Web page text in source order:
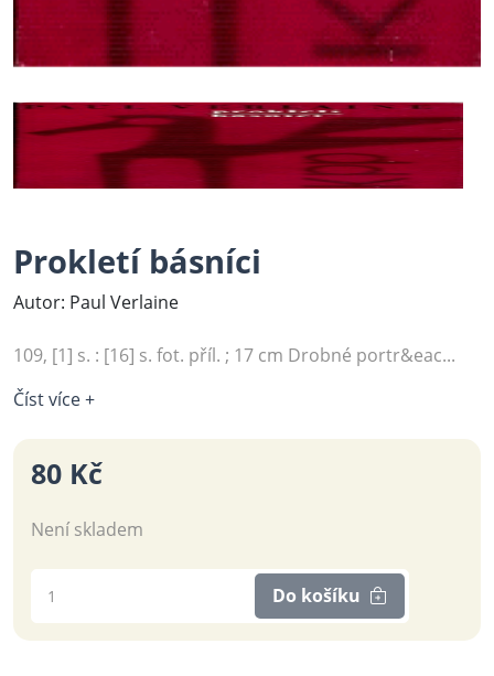
Prokletí básníci
Autor: Paul Verlaine
109, [1] s. : [16] s. fot. příl. ; 17 cm Drobné portr&eac...
Číst více +
80 Kč
Není skladem
Do košíku